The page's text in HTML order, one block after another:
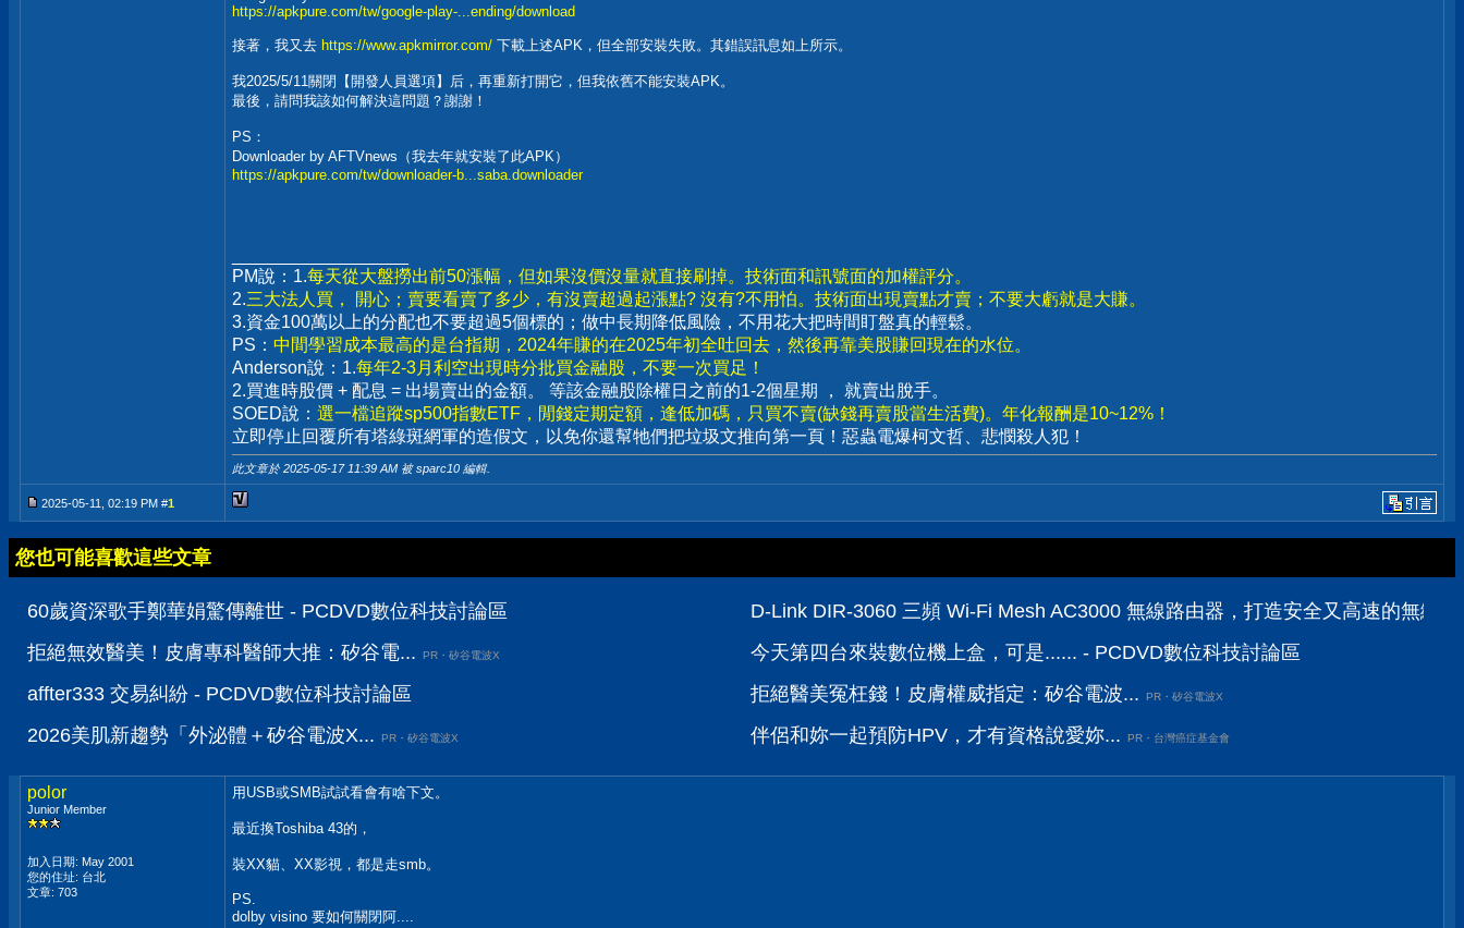
https://apkpure.com/tw/google-play-...ending/download
接著，我又去 https://www.apkmirror.com/ 下載上述APK，但全部安裝失敗。其錯誤訊息如上所示。
我2025/5/11關閉【開發人員選項】后，再重新打開它，但我依舊不能安裝APK。
最後，請問我該如何解決這問題？謝謝！
PS：
Downloader by AFTVnews（我去年就安裝了此APK）
https://apkpure.com/tw/downloader-b...saba.downloader
PM說：1.每天從大盤撈出前50漲幅，但如果沒價沒量就直接刷掉。技術面和訊號面的加權評分。
2.三大法人買， 開心；賣要看賣了多少，有沒賣超過起漲點? 沒有?不用怕。技術面出現賣點才賣；不要大虧就是大賺。
3.資金100萬以上的分配也不要超過5個標的；做中長期降低風險，不用花大把時間盯盤真的輕鬆。
PS： 中間學習成本最高的是台指期，2024年賺的在2025年初全吐回去，然後再靠美股賺回現在的水位。
Anderson說：1.每年2-3月利空出現時分批買金融股，不要一次買足！
2.買進時股價 + 配息 = 出場賣出的金額。 等該金融股除權日之前的1-2個星期 ， 就賣出脫手。
SOED說： 選一檔追蹤sp500指數ETF，閒錢定期定額，逢低加碼，只買不賣(缺錢再賣股當生活費)。年化報酬是10~12%！
立即停止回覆所有塔綠斑網軍的造假文，以免你還幫牠們把垃圾文推向第一頁！惡蟲電爆柯文哲、悲憫殺人犯！
此文章於 2025-05-17 11:39 AM 被 sparc10 編輯.
2025-05-11, 02:19 PM #1
您也可能喜歡這些文章
60歲資深歌手鄭華娟驚傳離世 - PCDVD數位科技討論區
拒絕無效醫美！皮膚專科醫師大推：矽谷電...
PR・矽谷電波X
affter333 交易糾紛 - PCDVD數位科技討論區
2026美肌新趨勢「外泌體＋矽谷電波X...
PR・矽谷電波X
D-Link DIR-3060 三頻 Wi-Fi Mesh AC3000 無線路由器，打造安全又高速的無縫
今天第四台來裝數位機上盒，可是...... - PCDVD數位科技討論區
拒絕醫美冤枉錢！皮膚權威指定：矽谷電波...
PR・矽谷電波X
伴侶和妳一起預防HPV，才有資格說愛妳... PR・台灣癌症基金會
polor
Junior Member
加入日期: May 2001
您的住址: 台北
文章: 703
用USB或SMB試試看會有啥下文。
最近換Toshiba 43的，
裝XX貓、XX影視，都是走smb。
PS.
dolby visino 要如何關閉阿....